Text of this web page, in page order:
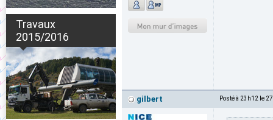
Travaux
2015/2016
gilbert Posté à 23h12 le